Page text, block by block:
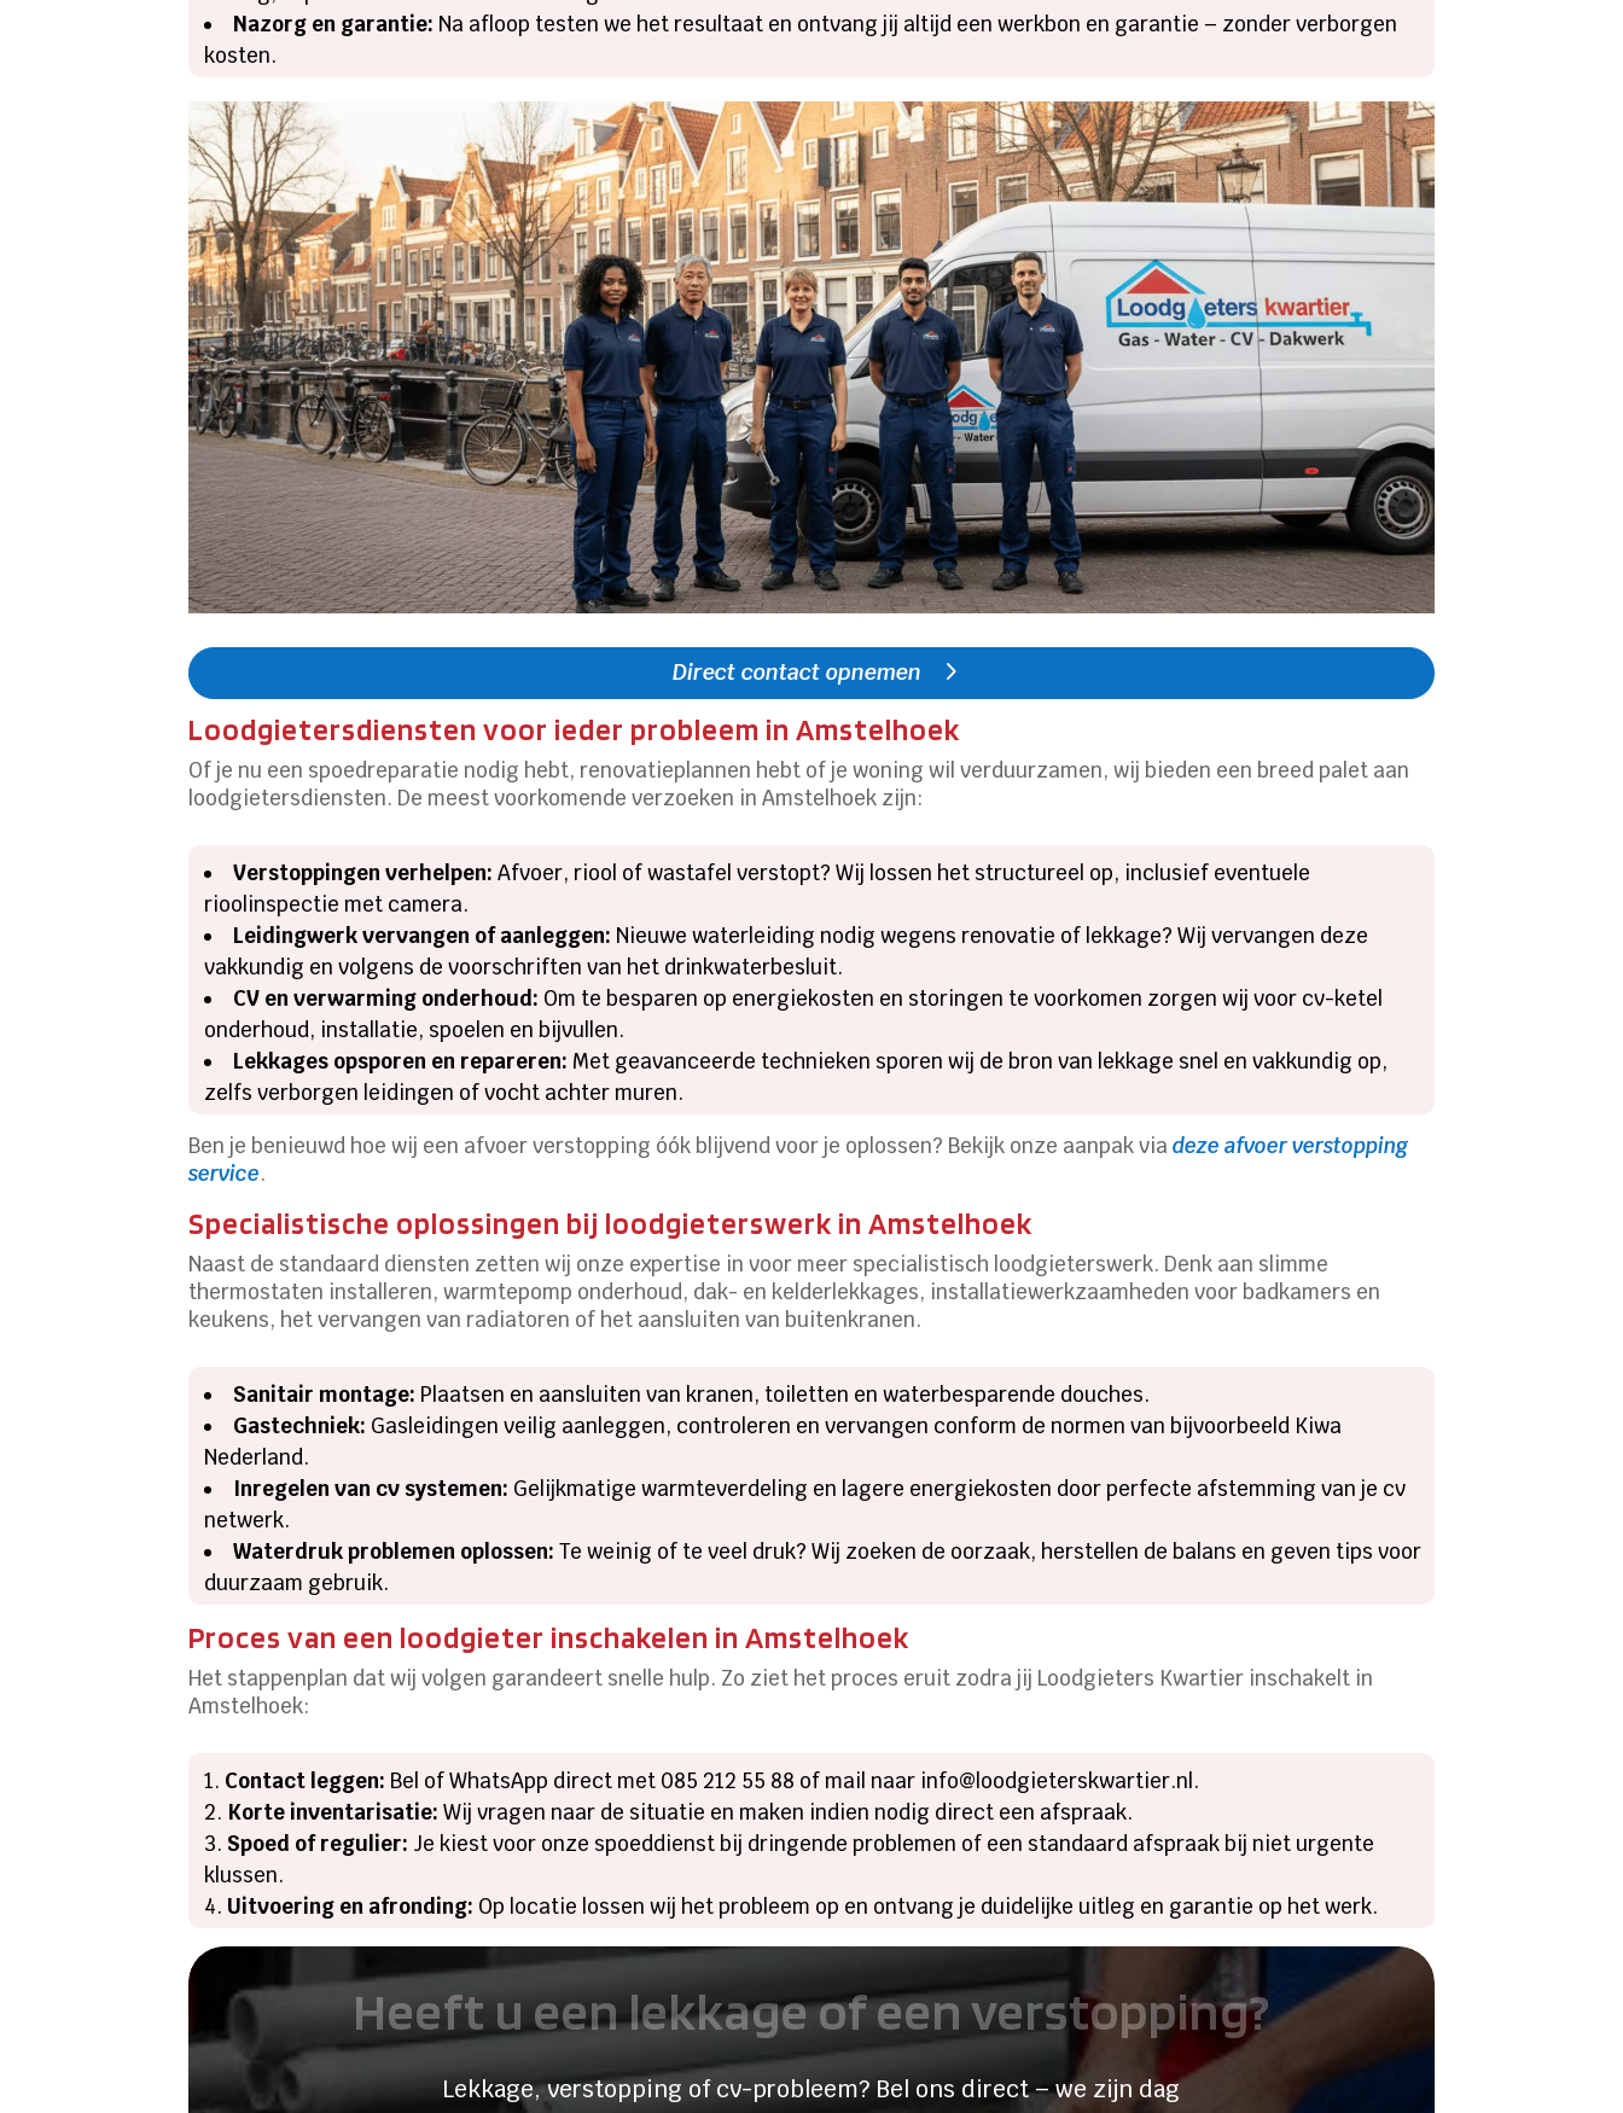
Nazorg en garantie: Na afloop testen we het resultaat en ontvang jij altijd een werkbon en garantie – zonder verborgen
kosten.
Direct contact opnemen
Loodgietersdiensten voor ieder probleem in Amstelhoek
Of je nu een spoedreparatie nodig hebt, renovatieplannen hebt of je woning wil verduurzamen, wij bieden een breed palet aan
loodgietersdiensten. De meest voorkomende verzoeken in Amstelhoek zijn:
Verstoppingen verhelpen: Afvoer, riool of wastafel verstopt? Wij lossen het structureel op, inclusief eventuele
rioolinspectie met camera.
Leidingwerk vervangen of aanleggen: Nieuwe waterleiding nodig wegens renovatie of lekkage? Wij vervangen deze
vakkundig en volgens de voorschriften van het drinkwaterbesluit.
CV en verwarming onderhoud: Om te besparen op energiekosten en storingen te voorkomen zorgen wij voor cv-ketel
onderhoud, installatie, spoelen en bijvullen.
Lekkages opsporen en repareren: Met geavanceerde technieken sporen wij de bron van lekkage snel en vakkundig op,
zelfs verborgen leidingen of vocht achter muren.
Ben je benieuwd hoe wij een afvoer verstopping óók blijvend voor je oplossen? Bekijk onze aanpak viadeze afvoer verstopping
service.
Specialistische oplossingen bij loodgieterswerk in Amstelhoek
Naast de standaard diensten zetten wij onze expertise in voor meer specialistisch loodgieterswerk. Denk aan slimme
thermostaten installeren, warmtepomp onderhoud, dak- en kelderlekkages, installatiewerkzaamheden voor badkamers en
keukens, het vervangen van radiatoren of het aansluiten van buitenkranen.
Sanitair montage: Plaatsen en aansluiten van kranen, toiletten en waterbesparende douches.
Gastechniek: Gasleidingen veilig aanleggen, controleren en vervangen conform de normen van bijvoorbeeld Kiwa
Nederland.
Inregelen van cv systemen: Gelijkmatige warmteverdeling en lagere energiekosten door perfecte afstemming van je cv
netwerk.
Waterdruk problemen oplossen: Te weinig of te veel druk? Wij zoeken de oorzaak, herstellen de balans en geven tips voor
duurzaam gebruik.
Proces van een loodgieter inschakelen in Amstelhoek
Het stappenplan dat wij volgen garandeert snelle hulp. Zo ziet het proces eruit zodra jij Loodgieters Kwartier inschakelt in
Amstelhoek:
Contact leggen: Bel of WhatsApp direct met 085 212 55 88 of mail naar info@loodgieterskwartier.nl.
Korte inventarisatie: Wij vragen naar de situatie en maken indien nodig direct een afspraak.
Spoed of regulier: Je kiest voor onze spoeddienst bij dringende problemen of een standaard afspraak bij niet urgente
klussen.
Uitvoering en afronding: Op locatie lossen wij het probleem op en ontvang je duidelijke uitleg en garantie op het werk.
Heeft u een lekkage of een verstopping?
Lekkage, verstopping of cv-probleem? Bel ons direct – we zijn dag